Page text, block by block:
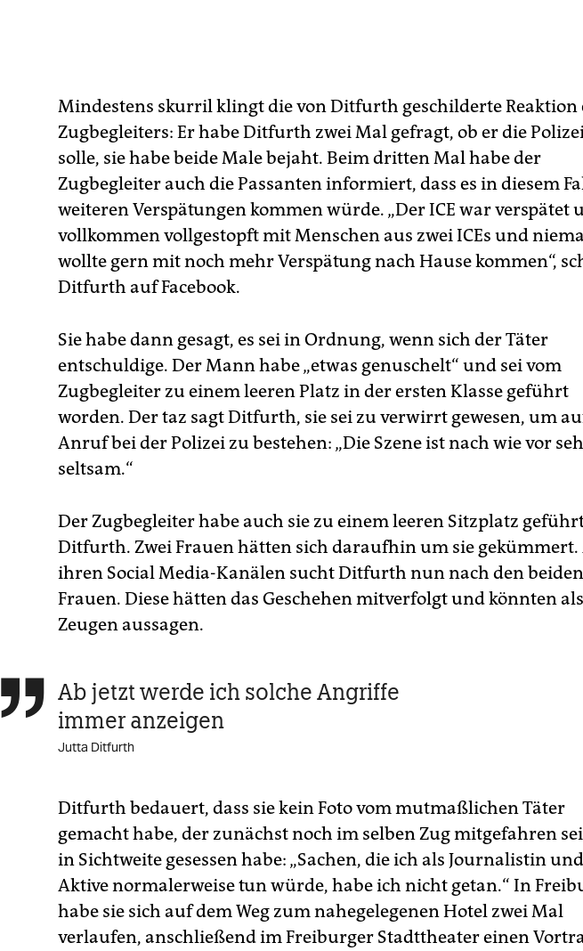
Mindestens skurril klingt die von Ditfurth geschilderte Reaktion
Zugbegleiters: Er habe Ditfurth zwei Mal gefragt, ob er die
solle, sie habe beide Male bejaht. Beim dritten Mal habe der
Zugbegleiter auch die Passanten informiert, dass es in diesem
weiteren Verspätungen kommen würde. „Der ICE war verspätet
vollkommen vollgestopft mit Menschen aus zwei ICEs und
wollte gern mit noch mehr Verspätung nach Hause kommen“,
Ditfurth auf Facebook.
Sie habe dann gesagt, es sei in Ordnung, wenn sich der Täter
entschuldige. Der Mann habe „etwas genuschelt“ und sei vom
Zugbegleiter zu einem leeren Platz in der ersten Klasse geführt
worden. Der taz sagt Ditfurth, sie sei zu verwirrt gewesen, um
Anruf bei der Polizei zu bestehen: „Die Szene ist nach wie vor
seltsam.“
Der Zugbegleiter habe auch sie zu einem leeren Sitzplatz
Ditfurth. Zwei Frauen hätten sich daraufhin um sie gekümmert.
ihren Social Media-Kanälen sucht Ditfurth nun nach den beiden
Frauen. Diese hätten das Geschehen mitverfolgt und könnten als
Zeugen aussagen.
 Ab jetzt werde ich solche Angriffe
immer anzeigen
Jutta Ditfurth
Ditfurth bedauert, dass sie kein Foto vom mutmaßlichen Täter
gemacht habe, der zunächst noch im selben Zug mitgefahren
in Sichtweite gesessen habe: „Sachen, die ich als Journalistin und
Aktive normalerweise tun würde, habe ich nicht getan.“ In
habe sie sich auf dem Weg zum nahegelegenen Hotel zwei Mal
verlaufen, anschließend im Freiburger Stadttheater einen